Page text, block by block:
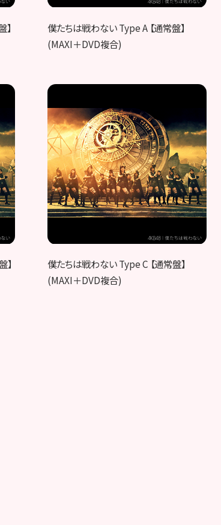
僕たちは戦わない Type A 【通常盤】
(MAXI＋DVD複合)
】
僕たちは戦わない Type C 【通常盤】
(MAXI＋DVD複合)